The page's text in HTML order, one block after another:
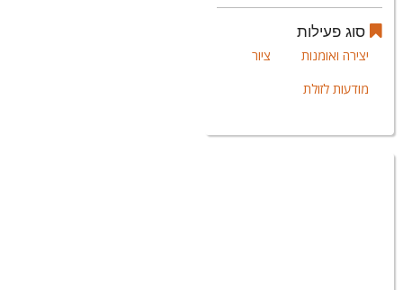
סוג פעילות
יצירה ואומנות
ציור
מודעות לזולת